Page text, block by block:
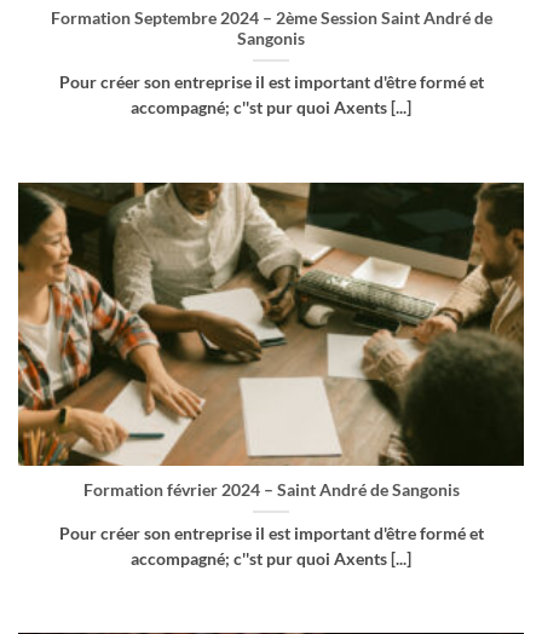
Formation Septembre 2024 – 2ème Session Saint André de
Sangonis
Pour créer son entreprise il est important d'être formé et
accompagné; c''st pur quoi Axents [...]
Formation février 2024 – Saint André de Sangonis
Pour créer son entreprise il est important d'être formé et
accompagné; c''st pur quoi Axents [...]